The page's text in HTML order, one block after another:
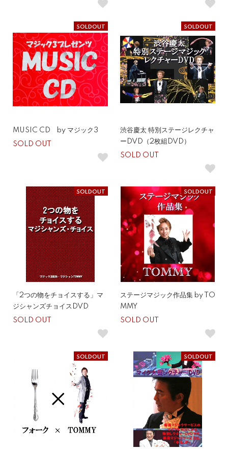
SOLDOUT
MUSIC CD by マジック3
SOLD OUT
SOLDOUT
渋谷慶太 特別ステージレクチャ
ーDVD（2枚組DVD）
SOLD OUT
SOLDOUT
「2つの物をチョイスする」マ
ジシャンズチョイスDVD
SOLD OUT
SOLDOUT
ステージマジック作品集 by TO
MMY
SOLD OUT
SOLDOUT SOLDOUT